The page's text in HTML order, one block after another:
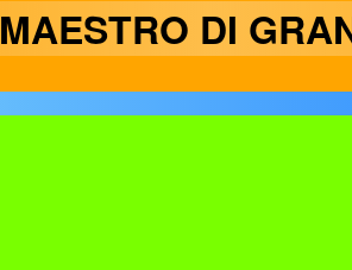
MAESTRO DI